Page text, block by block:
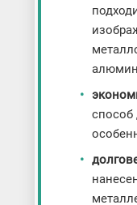
способ